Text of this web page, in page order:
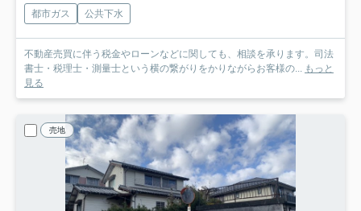
都市ガス 公共下水
不動産売買に伴う税金やローンなどに関しても、相談を承ります。司法
書士・税理士・測量士という横の繋がりをかりながらお客様の...
もっと
見る
売地